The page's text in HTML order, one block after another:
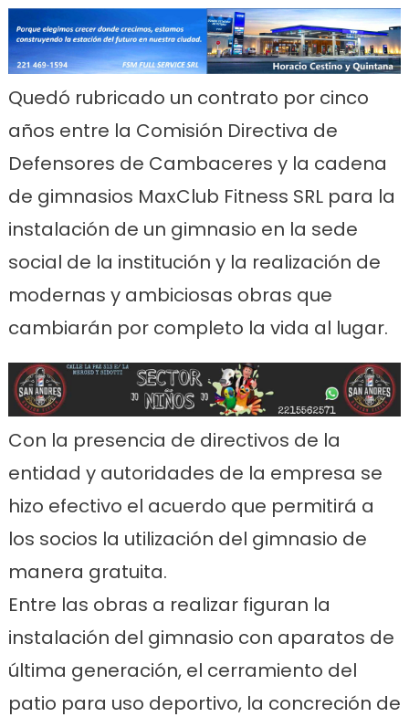
Quedó rubricado un contrato por cinco
años entre la Comisión Directiva de
Defensores de Cambaceres y la cadena
de gimnasios MaxClub Fitness SRL para la
instalación de un gimnasio en la sede
social de la institución y la realización de
modernas y ambiciosas obras que
cambiarán por completo la vida al lugar.
Con la presencia de directivos de la
entidad y autoridades de la empresa se
hizo efectivo el acuerdo que permitirá a
los socios la utilización del gimnasio de
manera gratuita.
Entre las obras a realizar figuran la
instalación del gimnasio con aparatos de
última generación, el cerramiento del
patio para uso deportivo, la concreción de